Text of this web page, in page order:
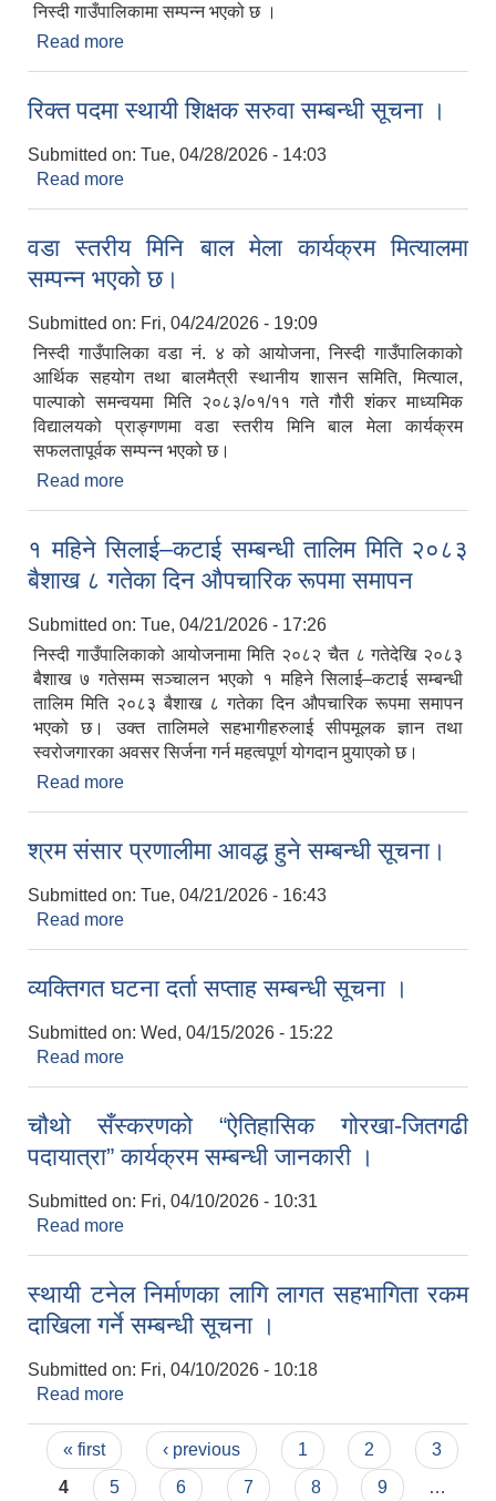
निस्दी गाउँपालिकामा सम्पन्न भएको छ ।
Read more
रिक्त पदमा स्थायी शिक्षक सरुवा सम्बन्धी सूचना ।
Submitted on: Tue, 04/28/2026 - 14:03
Read more
वडा स्तरीय मिनि बाल मेला कार्यक्रम मित्यालमा
सम्पन्न भएको छ।
Submitted on: Fri, 04/24/2026 - 19:09
निस्दी गाउँपालिका वडा नं. ४ को आयोजना, निस्दी गाउँपालिकाको
आर्थिक सहयोग तथा बालमैत्री स्थानीय शासन समिति, मित्याल,
पाल्पाको समन्वयमा मिति २०८३/०१/११ गते गौरी शंकर माध्यमिक
विद्यालयको प्राङ्गणमा वडा स्तरीय मिनि बाल मेला कार्यक्रम
सफलतापूर्वक सम्पन्न भएको छ।
Read more
१ महिने सिलाई–कटाई सम्बन्धी तालिम मिति २०८३
बैशाख ८ गतेका दिन औपचारिक रूपमा समापन
Submitted on: Tue, 04/21/2026 - 17:26
निस्दी गाउँपालिकाको आयोजनामा मिति २०८२ चैत ८ गतेदेखि २०८३
बैशाख ७ गतेसम्म सञ्चालन भएको १ महिने सिलाई–कटाई सम्बन्धी
तालिम मिति २०८३ बैशाख ८ गतेका दिन औपचारिक रूपमा समापन
भएको छ। उक्त तालिमले सहभागीहरुलाई सीपमूलक ज्ञान तथा
स्वरोजगारका अवसर सिर्जना गर्न महत्वपूर्ण योगदान पुर्‍याएको छ।
Read more
श्रम संसार प्रणालीमा आवद्ध हुने सम्बन्धी सूचना।
Submitted on: Tue, 04/21/2026 - 16:43
Read more
व्यक्तिगत घटना दर्ता सप्ताह सम्बन्धी सूचना ।
Submitted on: Wed, 04/15/2026 - 15:22
Read more
चौथो सँस्करणको “ऐतिहासिक गोरखा-जितगढी
पदायात्रा” कार्यक्रम सम्बन्धी जानकारी ।
Submitted on: Fri, 04/10/2026 - 10:31
Read more
स्थायी टनेल निर्माणका लागि लागत सहभागिता रकम
दाखिला गर्ने सम्बन्धी सूचना ।
Submitted on: Fri, 04/10/2026 - 10:18
Read more
Pages
« first ‹ previous 1 2
3
4
5 6 7 8 9 …